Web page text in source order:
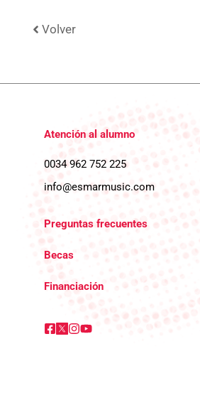
Volver
Atención al alumno
0034 962 752 225
info@esmarmusic.com
Preguntas frecuentes
Becas
Financiación